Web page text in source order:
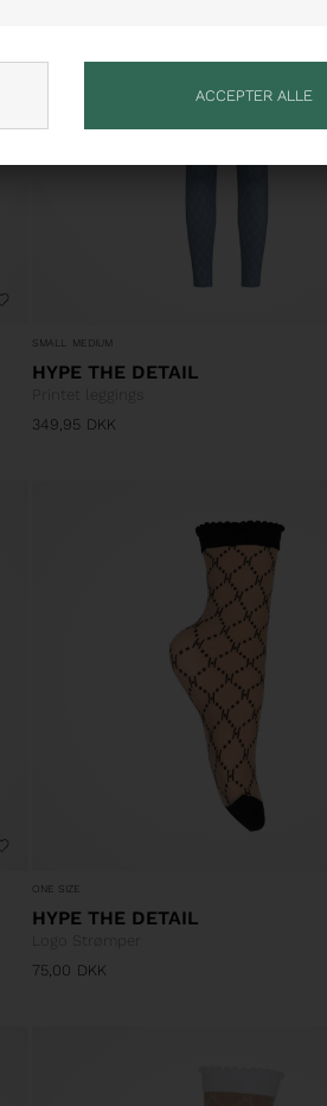
SMALL MEDIUM
HYPE THE DETAIL
349,95 DKK
ONE SIZE
HYPE THE DETAIL
Logo Strømper
75,00 DKK